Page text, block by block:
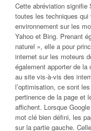
Cette abréviation signifie
toutes les techniques
environnement sur les
Yahoo et Bing. Prenant
naturel », elle a pour
internet sur les moteurs
également apporter de
au site vis-à-vis des
l’optimisation, ce sont
pertinence de la page et
affichent. Lorsque
mot clé bien défini, les
sur la partie gauche.